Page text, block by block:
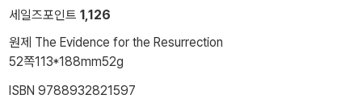
세일즈포인트 1,126
원제 The Evidence for the Resurrection
52쪽113*188mm52g
ISBN 9788932821597